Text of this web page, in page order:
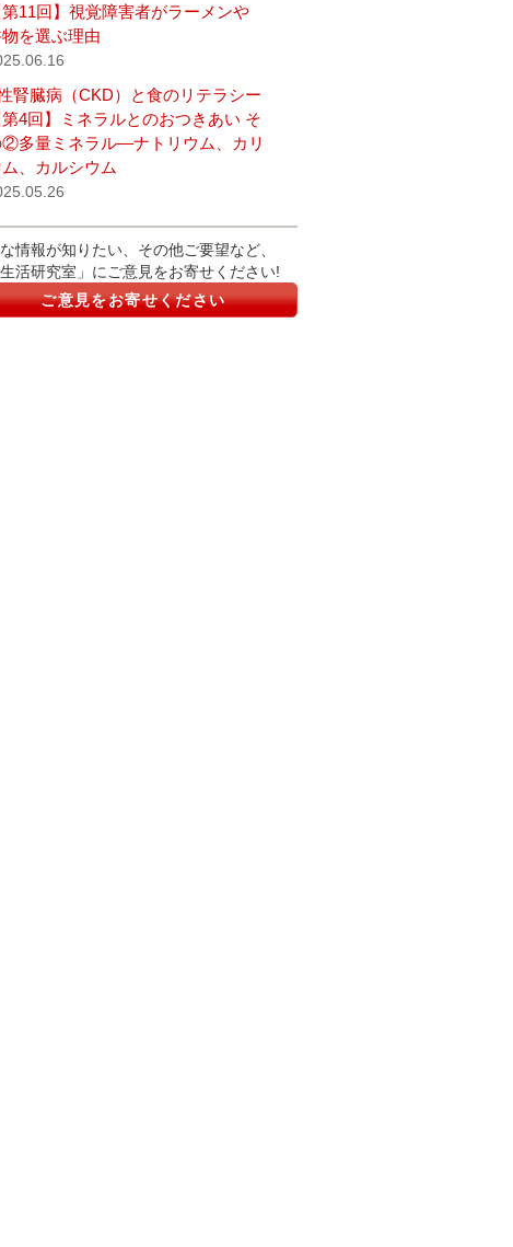
第11回】視覚障害者がラーメンや
を選ぶ理由
腎臓病（CKD）と食のリテラシー
第4回】ミネラルとのおつきあい そ
多量ミネラル―ナトリウム、カリ
、カルシウム
情報が知りたい、その他ご要望など、
生活研究室」にご意見をお寄せください!
ご意見をお寄せください